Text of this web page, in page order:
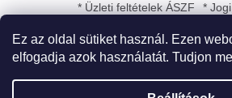
Ez az oldal sütiket használ. Ezen
elfogadja azok használatát. Tudjon
* Üzleti feltételek ÁSZF
*